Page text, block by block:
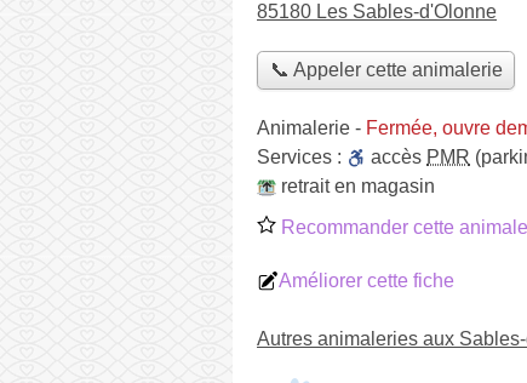
85180 Les Sables-d'Olonne
📞 Appeler cette animalerie
Animalerie - Fermée, ouvre
Services :
accès PMR
retrait en magasin
Recommander cette
Améliorer cette fiche
Autres animaleries aux